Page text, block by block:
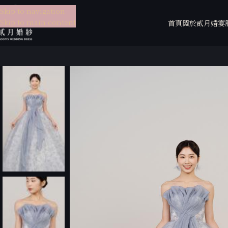
Skip to navigation
Skip to main content
首頁關於貳月婚宴